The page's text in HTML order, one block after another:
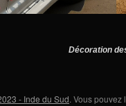
Décoration
- Inde du Sud. Vous pouvez